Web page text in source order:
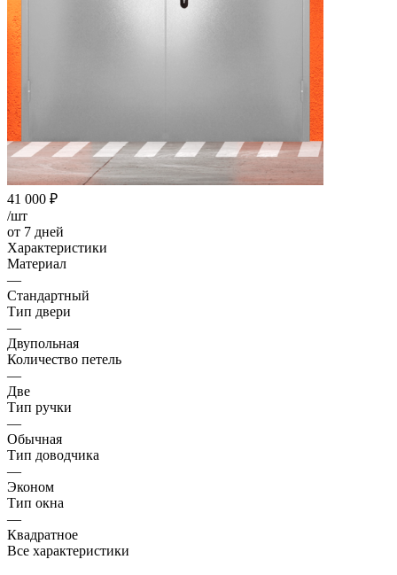
41 000 ₽
/шт
от 7 дней
Характеристики
Материал
—
Стандартный
Тип двери
—
Двупольная
Количество петель
—
Две
Тип ручки
—
Обычная
Тип доводчика
—
Эконом
Тип окна
—
Квадратное
Все характеристики